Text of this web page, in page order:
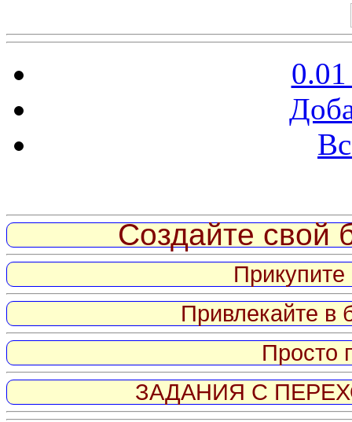
Создайте свой
Привлекайте в
Просто
ЗАДАНИЯ С